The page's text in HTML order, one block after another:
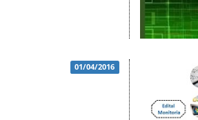
01/04/2016